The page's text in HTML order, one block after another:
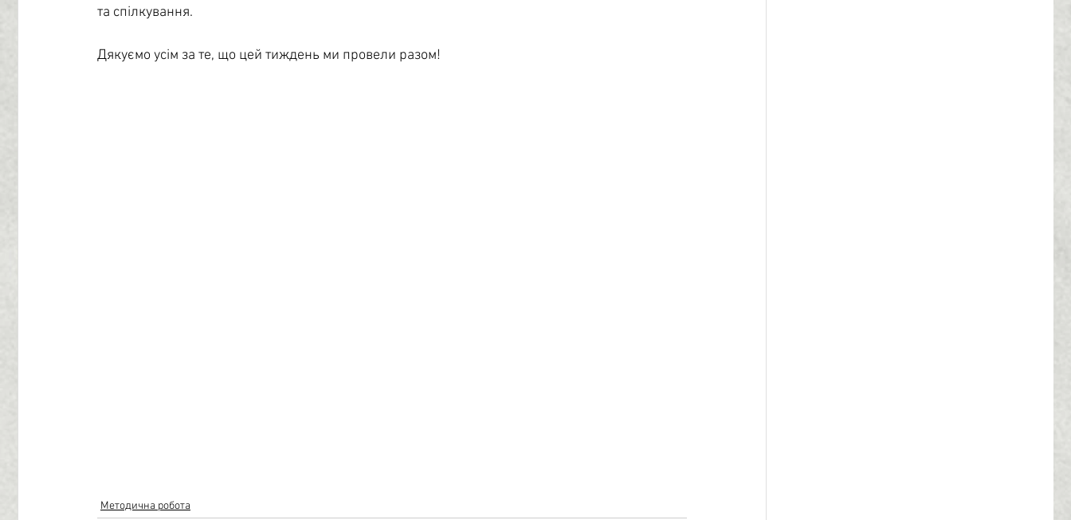
та спілкування.
Дякуємо усім за те, що цей тиждень ми провели разом!
Методична робота